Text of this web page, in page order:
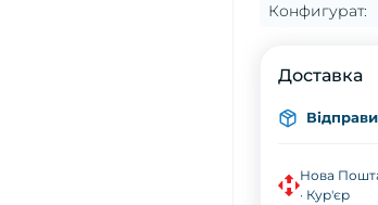
Конфигурат:
Доставка
Нова
· Кур'єр